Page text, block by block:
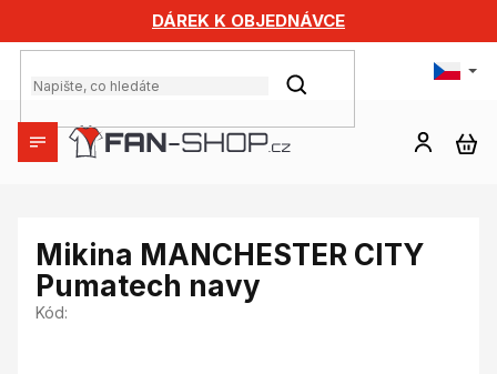
obsah
DÁREK K OBJEDNÁVCE
HLEDAT
Mikina MANCHESTER CITY
Pumatech navy
Kód: